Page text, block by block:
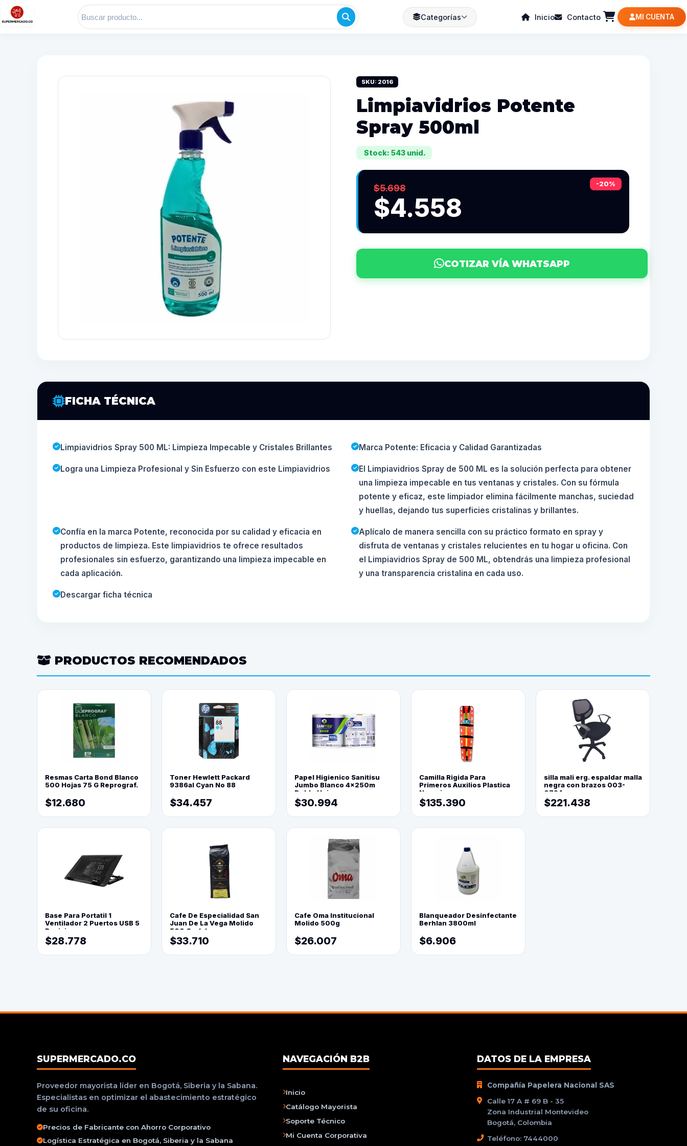
Categorías Inicio Contacto MI CUENTA
SKU: 2016
Limpiavidrios Potente
Spray 500ml
Stock: 543 unid.
-20%
$5.698
$4.558
COTIZAR VÍA WHATSAPP
FICHA TÉCNICA
Limpiavidrios Spray 500 ML: Limpieza Impecable y Cristales Brillantes Marca Potente: Eficacia y Calidad Garantizadas
Logra una Limpieza Profesional y Sin Esfuerzo con este Limpiavidrios
El Limpiavidrios Spray de 500 ML es la solución perfecta para obtener
una limpieza impecable en tus ventanas y cristales. Con su fórmula
potente y eficaz, este limpiador elimina fácilmente manchas, suciedad
y huellas, dejando tus superficies cristalinas y brillantes.
Confía en la marca Potente, reconocida por su calidad y eficacia en
productos de limpieza. Este limpiavidrios te ofrece resultados
profesionales sin esfuerzo, garantizando una limpieza impecable en
cada aplicación.
Aplícalo de manera sencilla con su práctico formato en spray y
disfruta de ventanas y cristales relucientes en tu hogar u oficina. Con
el Limpiavidrios Spray de 500 ML, obtendrás una limpieza profesional
y una transparencia cristalina en cada uso.
Descargar ficha técnica
PRODUCTOS RECOMENDADOS
Resmas Carta Bond Blanco
500 Hojas 75 G Reprograf.
$12.680
Toner Hewlett Packard
9386al Cyan No 88
$34.457
Papel Higienico Sanitisu
Jumbo Blanco 4x250m
Doble Hoja
$30.994
Camilla Rigida Para
Primeros Auxilios Plastica
Naranja
$135.390
silla mali erg. espaldar malla
negra con brazos 003-
0794
$221.438
Base Para Portatil 1
Ventilador 2 Puertos USB 5
Posiciones
$28.778
Cafe De Especialidad San
Juan De La Vega Molido
500 Grs(=)
$33.710
Cafe Oma Institucional
Molido 500g
$26.007
Blanqueador Desinfectante
Berhlan 3800ml
$6.906
SUPERMERCADO.CO
Proveedor mayorista líder en Bogotá, Siberia y la Sabana.
Especialistas en optimizar el abastecimiento estratégico
de su oficina.
Precios de Fabricante con Ahorro Corporativo
Logística Estratégica en Bogotá, Siberia y la Sabana
NAVEGACIÓN B2B
Inicio
Catálogo Mayorista
Soporte Técnico
Mi Cuenta Corporativa
DATOS DE LA EMPRESA
Compañía Papelera Nacional SAS
Calle 17 A # 69 B - 35
Zona Industrial Montevideo
Bogotá, Colombia
Teléfono: 7444000